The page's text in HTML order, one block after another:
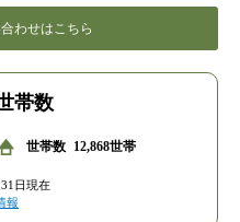
わせはこちら
帯数
世帯数 12,868世帯
日現在
報